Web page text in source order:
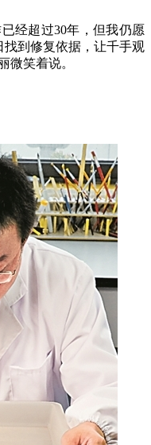
经超过30年，但我仍愿
到修复依据，让千手观
微笑着说。